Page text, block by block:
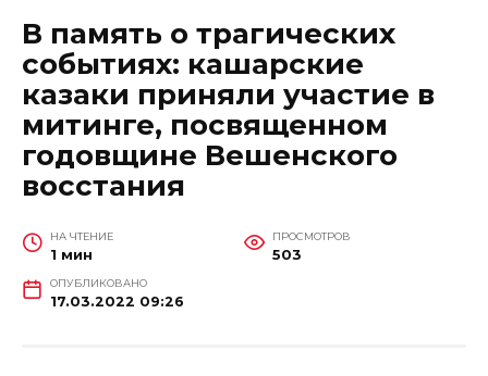
В память о трагических
событиях: кашарские
казаки приняли участие в
митинге, посвященном
годовщине Вешенского
восстания
НА ЧТЕНИЕ
1 мин
ПРОСМОТРОВ
503
ОПУБЛИКОВАНО
17.03.2022 09:26